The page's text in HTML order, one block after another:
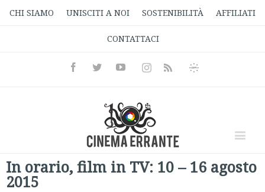
CHI SIAMO UNISCITI A NOI SOSTENIBILITÀ AFFILIATI
CONTATTACI
FacebookTwitterYoutubeInstagramRss
Informativa
In orario, film in TV: 10 – 16 agosto
2015